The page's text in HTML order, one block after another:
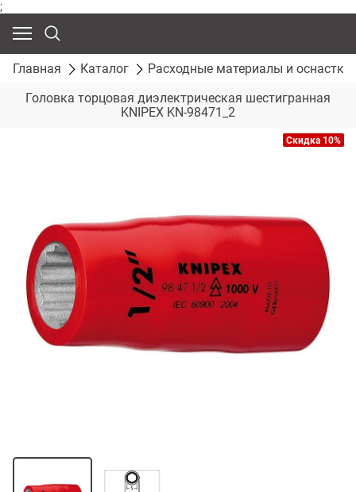
;
Главная Каталог
Расходные материалы и оснастка
Головка торцовая диэлектрическая шестигранная
KNIPEX KN-98471_2
Скидка 10%